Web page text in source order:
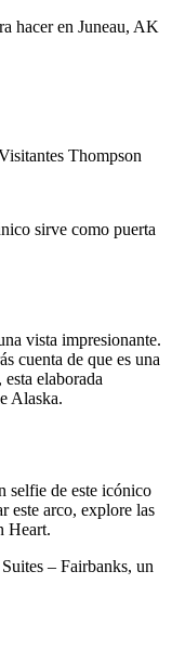
hacer en Juneau, AK
Thompson
sirve como puerta
vista impresionante.
cuenta de que es una
elaborada
Alaska.
selfie de este icónico
este arco, explore las
Heart.
– Fairbanks, un